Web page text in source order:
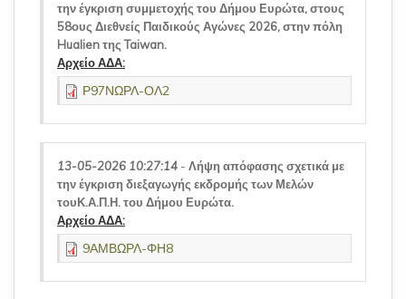
την έγκριση συμμετοχής του Δήμου Ευρώτα, στους
58ους Διεθνείς Παιδικούς Αγώνες 2026, στην πόλη
Hualien της Taiwan.
Αρχείο ΑΔΑ:
Ρ97ΝΩΡΛ-ΟΛ2
13-05-2026 10:27:14 - Λήψη απόφασης σχετικά με
την έγκριση διεξαγωγής εκδρομής των Μελών
τουΚ.Α.Π.Η. του Δήμου Ευρώτα.
Αρχείο ΑΔΑ:
9ΑΜΒΩΡΛ-ΦΗ8